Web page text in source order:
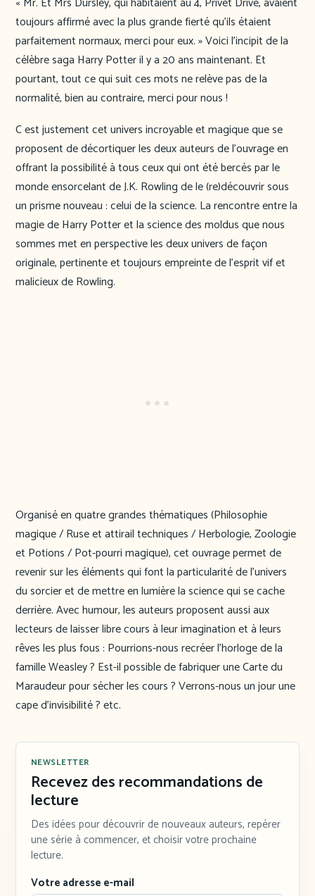
toujours affirmé avec la plus grande fierté qu’ils étaient
parfaitement normaux, merci pour eux. » Voici l’incipit de la
célèbre saga Harry Potter il y a 20 ans maintenant. Et
pourtant, tout ce qui suit ces mots ne relève pas de la
normalité, bien au contraire, merci pour nous !
C est justement cet univers incroyable et magique que se
proposent de décortiquer les deux auteurs de l’ouvrage en
offrant la possibilité à tous ceux qui ont été bercés par le
monde ensorcelant de J.K. Rowling de le (re)découvrir sous
un prisme nouveau : celui de la science. La rencontre entre la
magie de Harry Potter et la science des moldus que nous
sommes met en perspective les deux univers de façon
originale, pertinente et toujours empreinte de l’esprit vif et
malicieux de Rowling.
Organisé en quatre grandes thématiques (Philosophie
magique / Ruse et attirail techniques / Herbologie, Zoologie
et Potions / Pot-pourri magique), cet ouvrage permet de
revenir sur les éléments qui font la particularité de l’univers
du sorcier et de mettre en lumière la science qui se cache
derrière. Avec humour, les auteurs proposent aussi aux
lecteurs de laisser libre cours à leur imagination et à leurs
rêves les plus fous : Pourrions-nous recréer l’horloge de la
famille Weasley ? Est-il possible de fabriquer une Carte du
Maraudeur pour sécher les cours ? Verrons-nous un jour une
cape d’invisibilité ? etc.
NEWSLETTER
Recevez des recommandations de
lecture
Des idées pour découvrir de nouveaux auteurs, repérer
une série à commencer, et choisir votre prochaine
lecture.
Votre adresse e-mail